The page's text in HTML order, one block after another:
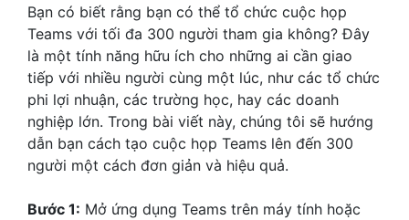
Bạn có biết rằng bạn có thể tổ chức cuộc họp
Teams với tối đa 300 người tham gia không? Đây
là một tính năng hữu ích cho những ai cần giao
tiếp với nhiều người cùng một lúc, như các tổ chức
phi lợi nhuận, các trường học, hay các doanh
nghiệp lớn. Trong bài viết này, chúng tôi sẽ hướng
dẫn bạn cách tạo cuộc họp Teams lên đến 300
người một cách đơn giản và hiệu quả.
Bước 1: Mở ứng dụng Teams trên máy tính hoặc